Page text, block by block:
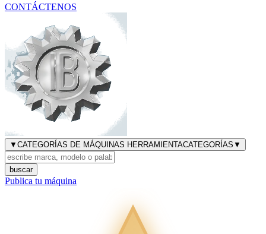
CONTÁCTENOS
▼ CATEGORÍAS DE MÁQUINAS HERRAMIENTACATEGORÍAS ▼
buscar
Publica tu máquina